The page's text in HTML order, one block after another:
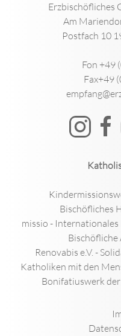
Erzbischöfliches
Am
Postfach 10
Fon +49
Fax+49
Bischöfliches
missio - Internationales
Bischöfliche
Renovabis e.V. -
Katholiken mit den
Bonifatiuswerk